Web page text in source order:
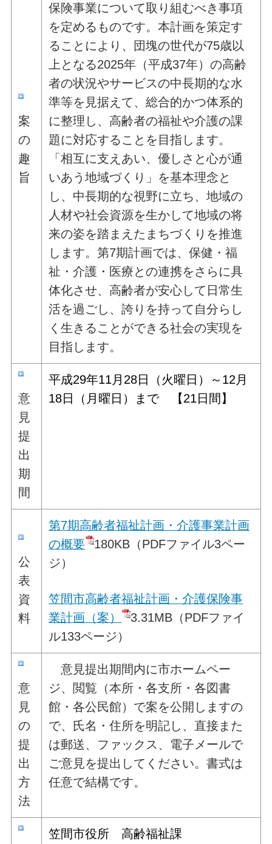
案
の
趣
旨
保険事業について取り組むべき事項
を定めるものです。本計画を策定す
ることにより、団塊の世代が75歳以
上となる2025年（平成37年）の高齢
者の状況やサービスの中長期的な水
準等を見据えて、総合的かつ体系的
に整理し、高齢者の福祉や介護の課
題に対応することを目指します。
「相互に支えあい、優しさと心が通
いあう地域づくり」を基本理念と
し、中長期的な視野に立ち、地域の
人材や社会資源を生かして地域の将
来の姿を踏まえたまちづくりを推進
します。第7期計画では、保健・福
祉・介護・医療との連携をさらに具
体化させ、高齢者が安心して日常生
活を過ごし、誇りを持って自分らし
く生きることができる社会の実現を
目指します。
意
見
提
出
期
間
平成29年11 月28日（火曜日）～12月
18日（月曜日）まで 【21日間】
公
表
資
料
第7期高齢者福祉計画・介護事業計画
の概要
180KB（PDFファイル3ペー
ジ）
笠間市高齢者福祉計画・介護保険事
業計画（案）
3.31MB（PDFファイ
ル133ページ）
意
見
の
提
出
方
法
意見提出期間内に市ホームペー
ジ、閲覧（本所・各支所・各図書
館・各公民館）で案を公開しますの
で、氏名・住所を明記し、直接また
は郵送、ファックス、電子メールで
ご意見を提出してください。書式は
任意で結構です。
笠間市役所 高齢福祉課